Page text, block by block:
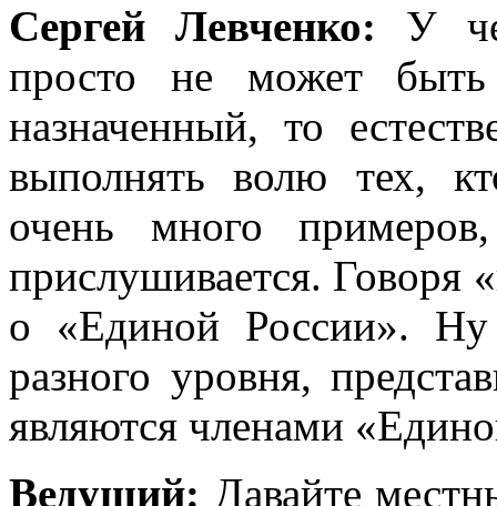
Сергей Левченко: У
просто не может
назначенный, то
выполнять волю тех,
очень много
прислушивается. Говоря
о «Единой России».
разного уровня,
являются членами
Ведущий: Давайте